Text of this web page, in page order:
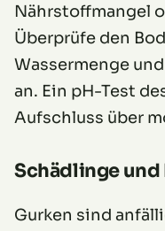
Nährstoffmangel
Überprüfe den
Wassermenge
an. Ein pH-Test
Aufschluss über
Schädlinge
Gurken sind